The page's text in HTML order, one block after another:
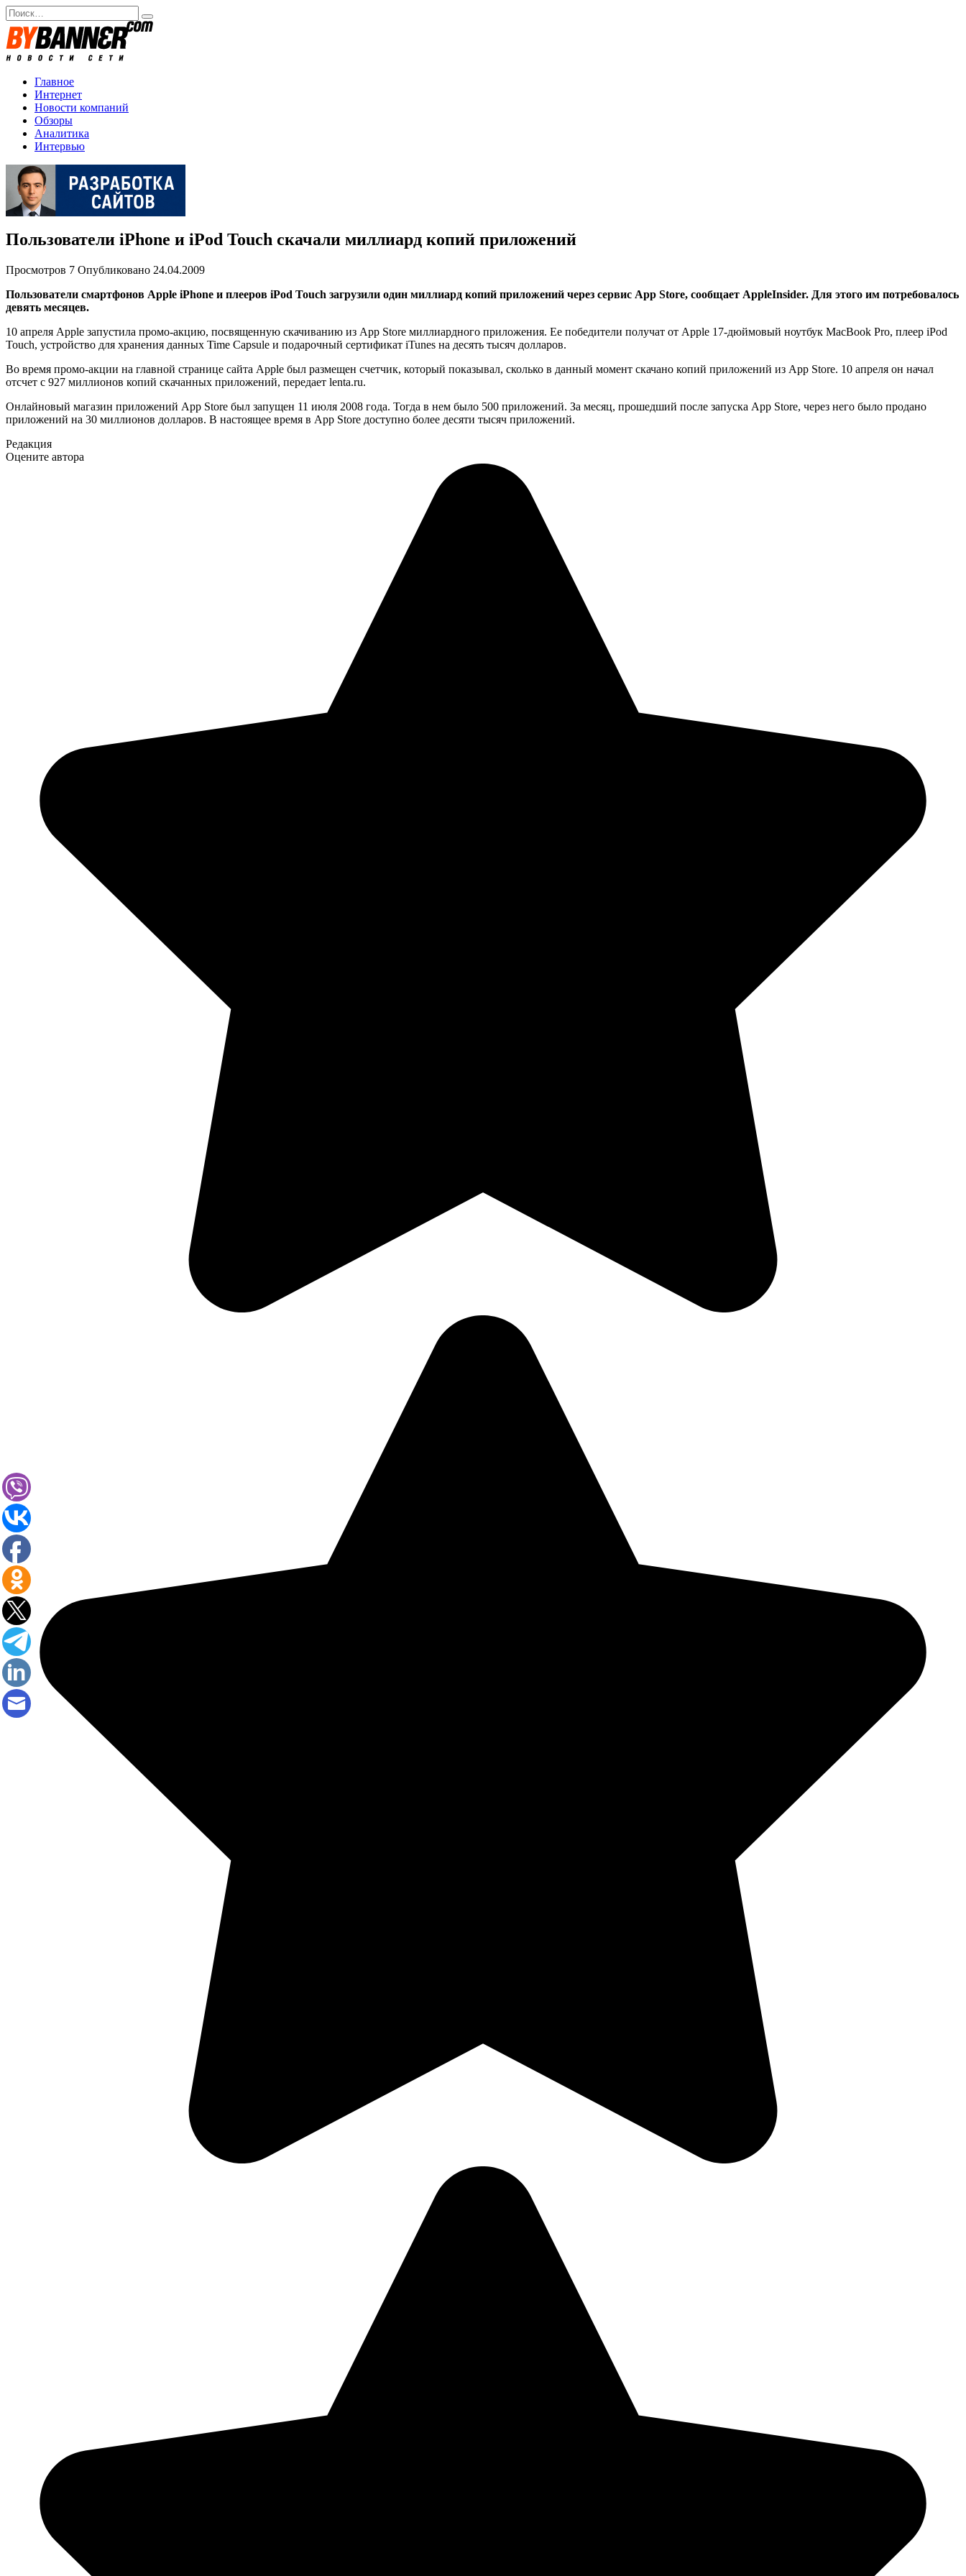
Перейти
к
содержанию
Search
for:
Главное
Интернет
Новости компаний
Обзоры
Аналитика
Интервью
Пользователи iPhone и iPod Touch скачали миллиард копий приложений
Просмотров 7 Опубликовано 24.04.2009
Пользователи смартфонов Apple iPhone и плееров iPod Touch загрузили один миллиард копий приложений через сервис App Store, сообщает AppleInsider. Для этого им потребовалось
девять месяцев.
10 апреля Apple запустила промо-акцию, посвященную скачиванию из App Store миллиардного приложения. Ее победители получат от Apple 17-дюймовый ноутбук MacBook Pro, плеер iPod
Touch, устройство для хранения данных Time Capsule и подарочный сертификат iTunes на десять тысяч долларов.
Во время промо-акции на главной странице сайта Apple был размещен счетчик, который показывал, сколько в данный момент скачано копий приложений из App Store. 10 апреля он начал
отсчет с 927 миллионов копий скачанных приложений, передает lenta.ru.
Онлайновый магазин приложений App Store был запущен 11 июля 2008 года. Тогда в нем было 500 приложений. За месяц, прошедший после запуска App Store, через него было продано
приложений на 30 миллионов долларов. В настоящее время в App Store доступно более десяти тысяч приложений.
Редакция
Оцените автора